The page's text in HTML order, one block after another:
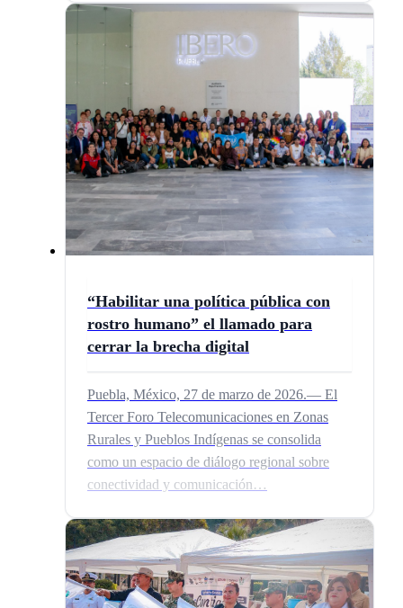
“Habilitar una política pública con
rostro humano” el llamado para
cerrar la brecha digital
Puebla, México, 27 de marzo de 2026.— El
Tercer Foro Telecomunicaciones en Zonas
Rurales y Pueblos Indígenas se consolida
como un espacio de diálogo regional sobre
conectividad y comunicación…